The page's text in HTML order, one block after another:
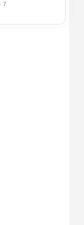
7